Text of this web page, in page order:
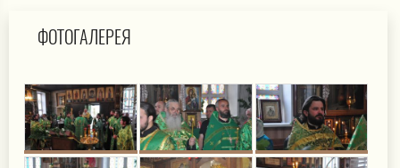
ФОТОГАЛЕРЕЯ